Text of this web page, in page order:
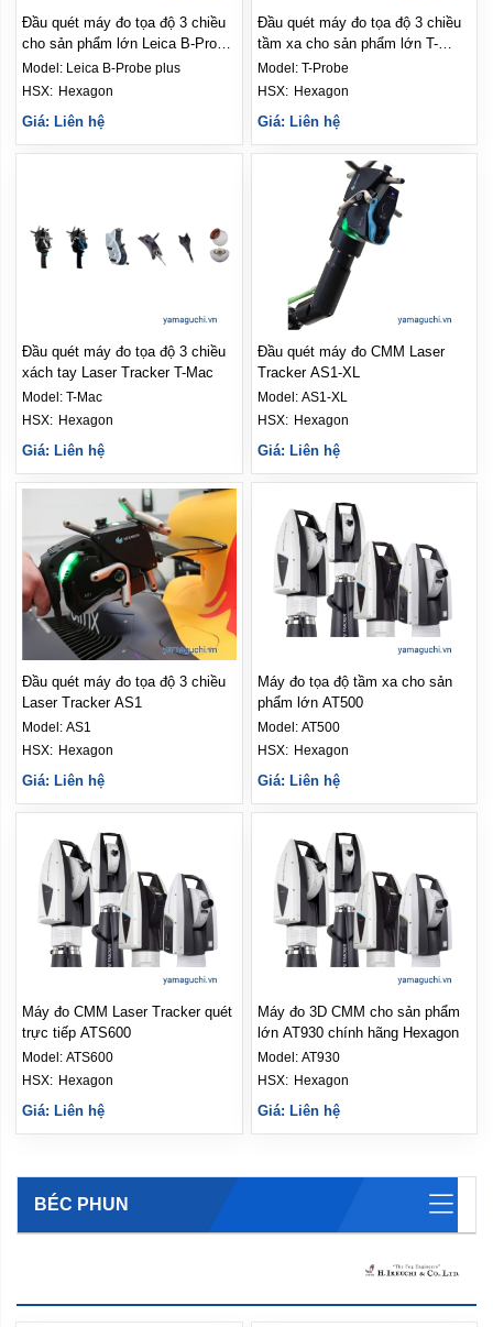
Đầu quét máy đo tọa độ 3 chiều
cho sản phẩm lớn Leica B-Probe
plus
Model: Leica B-Probe plus
Hexagon
Giá: Liên hệ
Đầu quét máy đo tọa độ 3 chiều
tầm xa cho sản phẩm lớn T-
Probe
Model: T-Probe
HSX: Hexagon
Giá: Liên hệ
Đầu quét máy đo tọa độ 3 chiều
xách tay Laser Tracker T-Mac
Model: T-Mac
Hexagon
Giá: Liên hệ
Đầu quét máy đo CMM Laser
Tracker AS1-XL
Model: AS1-XL
HSX: Hexagon
Giá: Liên hệ
Đầu quét máy đo tọa độ 3 chiều
Laser Tracker AS1
Model: AS1
Hexagon
Giá: Liên hệ
Máy đo tọa độ tầm xa cho sản
phẩm lớn AT500
Model: AT500
HSX: Hexagon
Giá: Liên hệ
Máy đo CMM Laser Tracker quét
trực tiếp ATS600
Model: ATS600
Hexagon
Giá: Liên hệ
Máy đo 3D CMM cho sản phẩm
lớn AT930 chính hãng Hexagon
Model: AT930
HSX: Hexagon
Giá: Liên hệ
BÉC PHUN